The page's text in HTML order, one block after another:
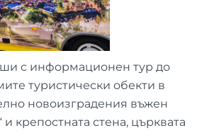
с информационен тур до
туристически обекти в
новоизградения въжен
и крепостната стена, църквата